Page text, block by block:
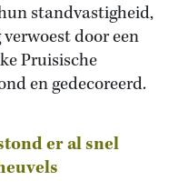
standvastigheid,
door een
Pruisische
en gedecoreerd.
er al snel